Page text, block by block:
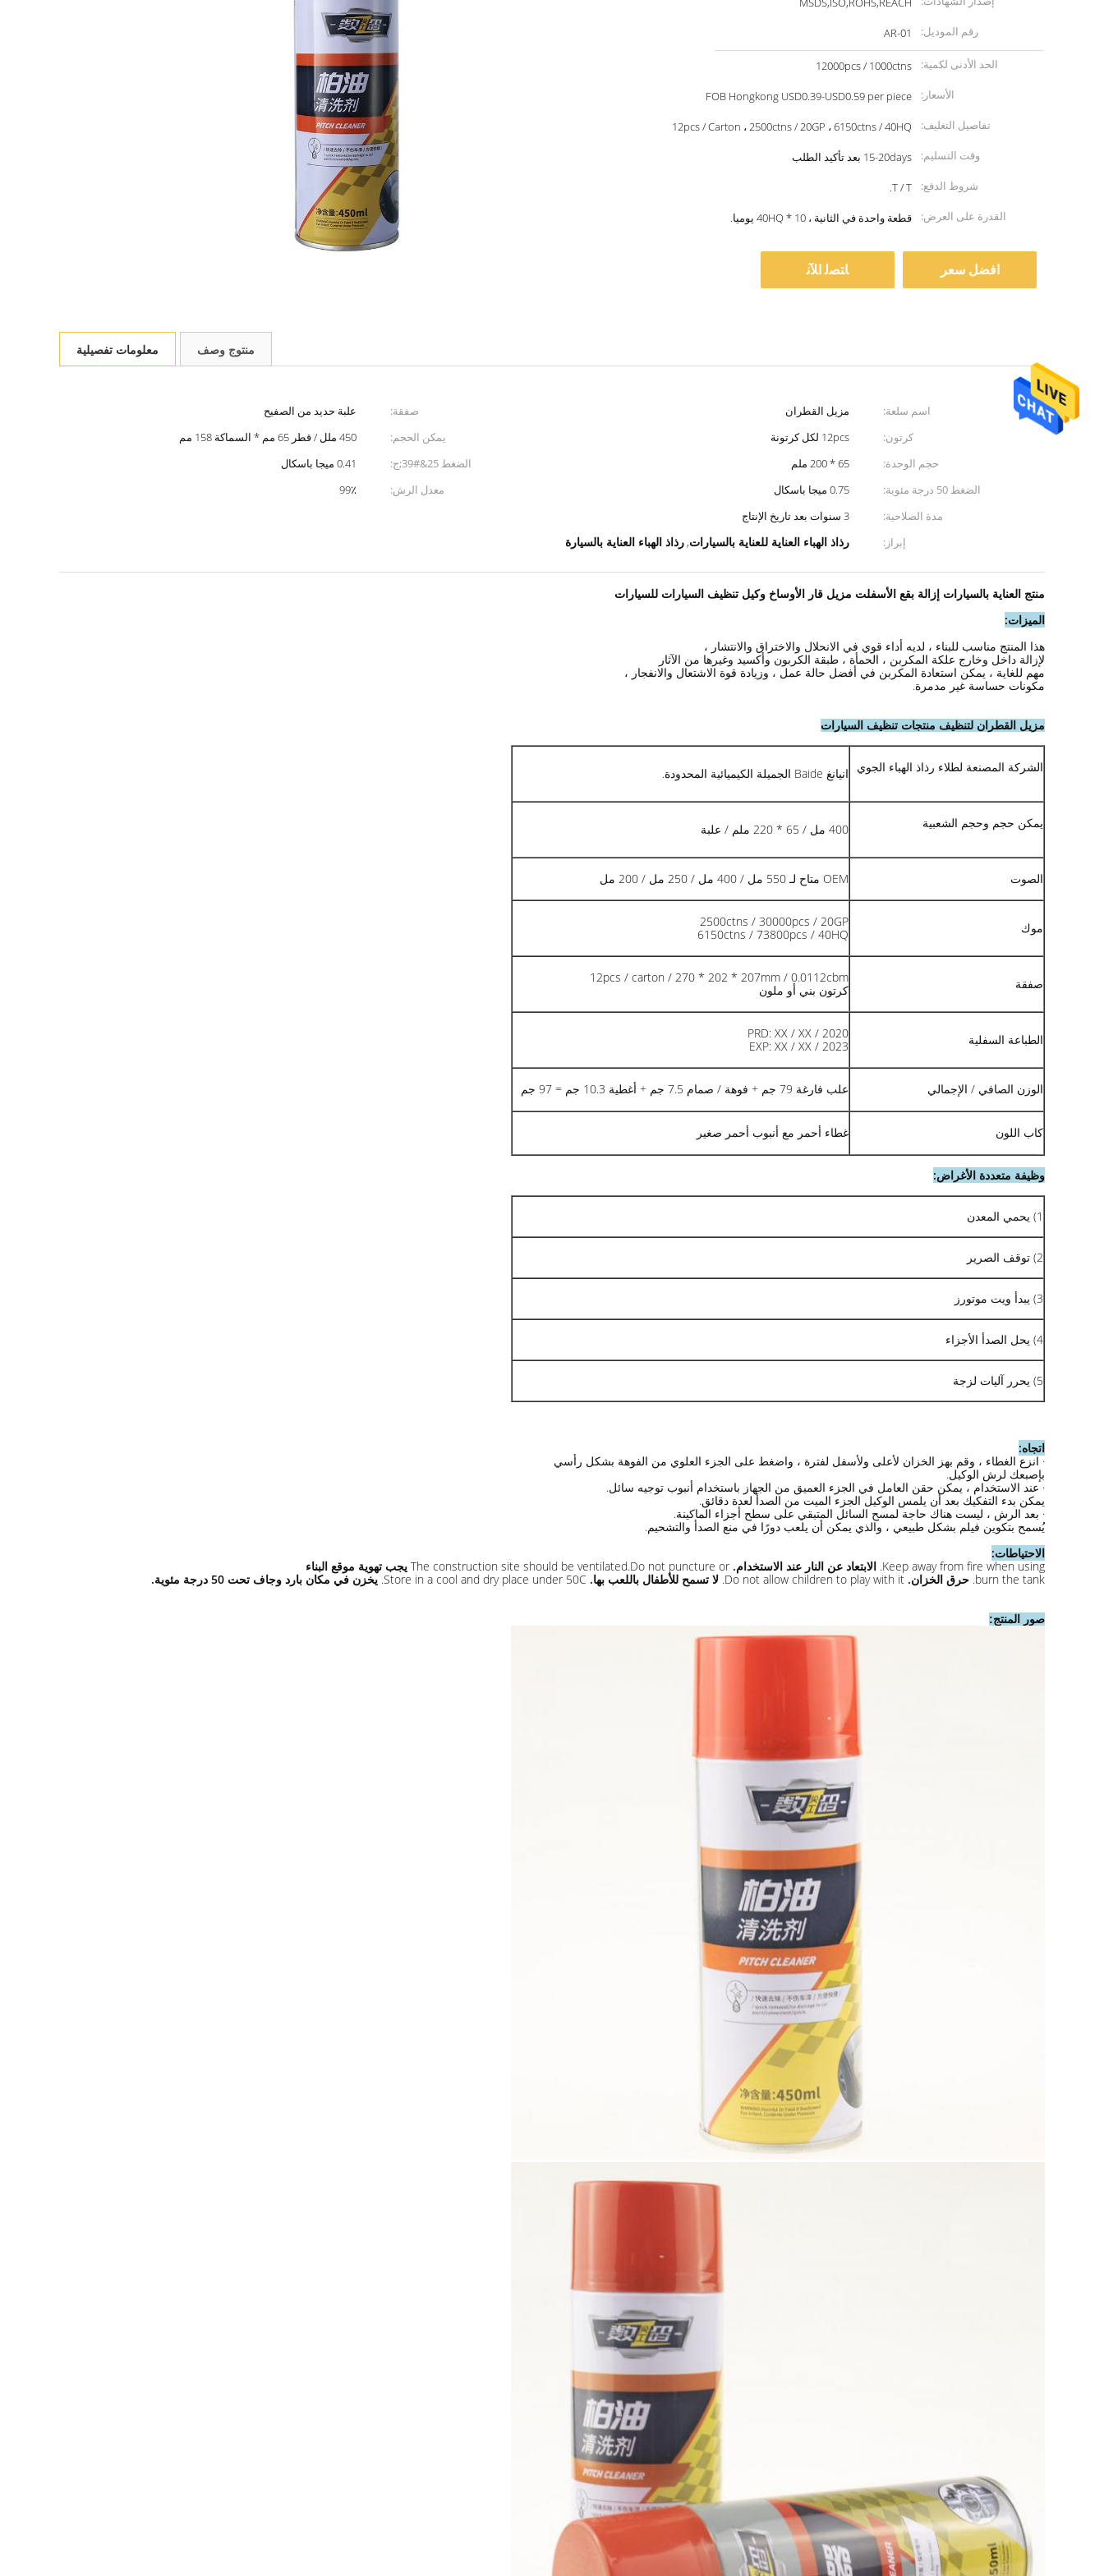
رقم الموديل:
AR-01
الحد الأدنى لكمية:
12000pcs / 1000ctns
الأسعار:
FOB Hongkong USD0.39-USD0.59 per piece
تفاصيل التغليف:
12pcs / Carton ، 2500ctns / 20GP ، 6150ctns / 40HQ
وقت التسليم:
15-20days بعد تأكيد الطلب
شروط الدفع:
T / T.
القدرة على العرض:
قطعة واحدة في الثانية ، 10 * 40HQ يوميا.
افضل سعر ﺎﺘﺼﻟ ﺍﻶﻧ
معلومات تفصيلية منتوج وصف
اسم سلعة: مزيل القطران صفقة:
علبة حديد من الصفيح
كرتون:
12pcs لكل كرتونة يمكن الحجم:
450 ملل / قطر 65 مم * السماكة 158 مم
حجم الوحدة:
65 * 200 ملم الضغط 25&#39;ج:
0.41 ميجا باسكال
الضغط 50 درجة مئوية:
0.75 ميجا باسكال معدل الرش:
99٪
مدة الصلاحية:
3 سنوات بعد تاريخ الإنتاج
إبراز:
رذاذ الهباء العناية للعناية بالسيارات, رذاذ الهباء العناية بالسيارة
منتج العناية بالسيارات إزالة بقع الأسفلت مزيل قار الأوساخ وكيل تنظيف السيارات للسيارات
الميزات:
هذا المنتج مناسب للبناء ، لديه أداء قوي في الانحلال والاختراق والانتشار ،
لإزالة داخل وخارج علكة المكربن ​​، الحمأة ، طبقة الكربون وأكسيد وغيرها من الآثار
مهم للغاية ، يمكن استعادة المكربن ​​في أفضل حالة عمل ، وزيادة قوة الاشتعال والانفجار ،
مكونات حساسة غير مدمرة.
مزيل القطران لتنظيف منتجات تنظيف السيارات
الشركة المصنعة لطلاء رذاذ الهباء الجوي انيانغ Baide الجميلة الكيميائية المحدودة.
يمكن حجم وحجم الشعبية 400 مل / 65 * 220 ملم / علبة
الصوت OEM متاح لـ 550 مل / 400 مل / 250 مل / 200 مل
موك
2500ctns / 30000pcs / 20GP
6150ctns / 73800pcs / 40HQ
صفقة
12pcs / carton / 270 * 202 * 207mm / 0.0112cbm
كرتون بني أو ملون
الطباعة السفلية
PRD: XX / XX / 2020
EXP: XX / XX / 2023
الوزن الصافي / الإجمالي علب فارغة 79 جم + فوهة / صمام 7.5 جم + أغطية 10.3 جم = 97 جم
كاب اللون غطاء أحمر مع أنبوب أحمر صغير
وظيفة متعددة الأغراض:
1) يحمي المعدن
2) توقف الصرير
3) يبدأ ويت موتورز
4) يحل الصدأ الأجزاء
5) يحرر آليات لزجة
اتجاه:
· انزع الغطاء ، وقم بهز الخزان لأعلى ولأسفل لفترة ، واضغط على الجزء العلوي من الفوهة بشكل رأسي
بإصبعك لرش الوكيل.
· عند الاستخدام ، يمكن حقن العامل في الجزء العميق من الجهاز باستخدام أنبوب توجيه سائل.
يمكن بدء التفكيك بعد أن يلمس الوكيل الجزء الميت من الصدأ لعدة دقائق.
· بعد الرش ، ليست هناك حاجة لمسح السائل المتبقي على سطح أجزاء الماكينة.
يُسمح بتكوين فيلم بشكل طبيعي ، والذي يمكن أن يلعب دورًا في منع الصدأ والتشحيم.
الاحتياطات:
Keep away from fire when using. الابتعاد عن النار عند الاستخدام. The construction site should be ventilated.Do not puncture or يجب تهوية موقع البناء
burn the tank. حرق الخزان. Do not allow children to play with it. لا تسمح للأطفال باللعب بها. Store in a cool and dry place under 50C. يخزن في مكان بارد وجاف تحت 50 درجة مئوية.
صور المنتج: